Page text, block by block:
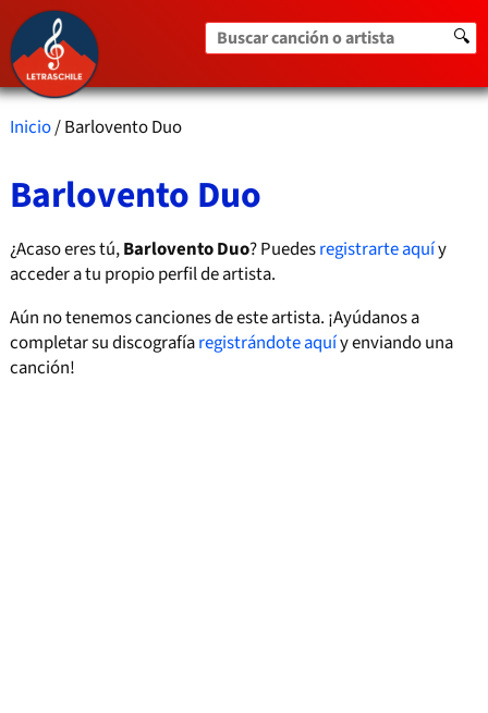
Buscar canción o artista 🔍
Inicio/ Barlovento Duo
Barlovento Duo
¿Acaso eres tú,Barlovento Duo? Puedesregistrarte aquíy
acceder a tu propio perfil de artista.
Aún no tenemos canciones de este artista. ¡Ayúdanos a
completar su discografíaregistrándote aquíy enviando una
canción!